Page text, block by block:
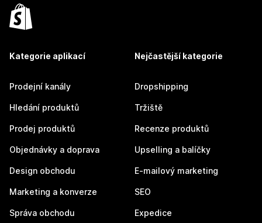
Kategorie aplikací
Prodejní kanály
Hledání produktů
Prodej produktů
Objednávky a doprava
Design obchodu
Marketing a konverze
Správa obchodu
Nejčastější kategorie
Dropshipping
Tržiště
Recenze produktů
Upselling a balíčky
E-mailový marketing
SEO
Expedice